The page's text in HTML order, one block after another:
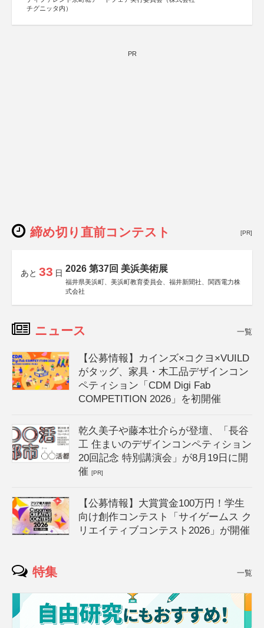
チグニッタ内）
PR
締め切り直前コンテスト [PR]
あと 33 日 2026 第37回 美浜美術展
福井県美浜町、美浜町教育委員会、福井新聞社、関西電力株
式会社
ニュース 一覧
【公募情報】カインズ×コクヨ×VUILD
がタッグ、家具・木工品デザインコン
ペティション「CDM Digi Fab
COMPETITION 2026」を初開催
乾久美子や藤本壮介らが登壇、「長谷
工 住まいのデザインコンペティション
20回記念 特別講演会」が8月19日に開
催[PR]
【公募情報】大賞賞金100万円！学生
向け創作コンテスト「サイゲームス ク
リエイティブコンテスト2026」が開催
特集 一覧